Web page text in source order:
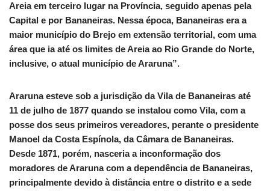
Areia em terceiro lugar na Província, seguido apenas pela
Capital e por Bananeiras. Nessa época, Bananeiras era a
maior município do Brejo em extensão territorial, com uma
área que ia até os limites de Areia ao Rio Grande do Norte,
inclusive, o atual município de Araruna”.
Araruna esteve sob a jurisdição da Vila de Bananeiras até
11 de julho de 1877 quando se instalou como Vila, com a
posse dos seus primeiros vereadores, perante o presidente
Manoel da Costa Espínola, da Câmara de Bananeiras.
Desde 1871, porém, nasceria a inconformação dos
moradores de Araruna com a dependência de Bananeiras,
principalmente devido à distância entre o distrito e a sede